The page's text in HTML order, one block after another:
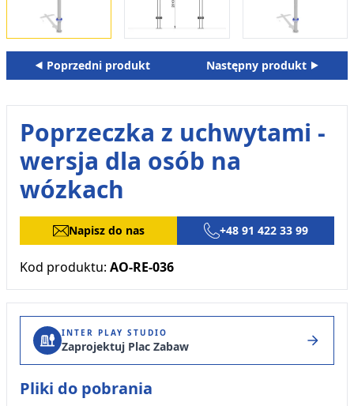
⯇ Poprzedni produkt Następny produkt ⯈
Poprzeczka z uchwytami -
wersja dla osób na
wózkach
Napisz do nas +48 91 422 33 99
Kod produktu: AO-RE-036
INTER PLAY STUDIO
Zaprojektuj Plac Zabaw
Pliki do pobrania